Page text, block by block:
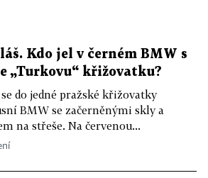
Kdo jel v černém BMW s
„Turkovu“ křižovatku?
do jedné pražské křižovatky
BMW se začerněnými skly a
na střeše. Na červenou...